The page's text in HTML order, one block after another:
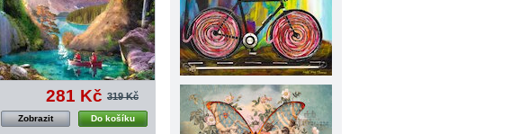
281 Kč 319 Kč
Do košíku
Zobrazit